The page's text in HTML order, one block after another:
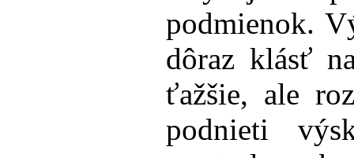
podmienok.
dôraz klásť
ťažšie, ale
podnieti